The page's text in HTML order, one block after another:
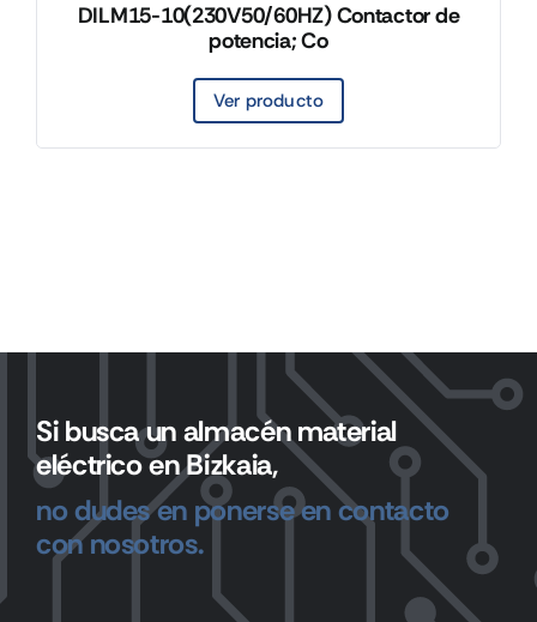
DILM15-10(230V50/60HZ) Contactor de
potencia; Co
Ver producto
Si busca un almacén material
eléctrico en Bizkaia,
no dudes en ponerse en contacto
con nosotros.